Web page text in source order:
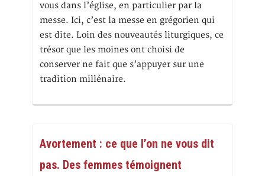
vous dans l’église, en particulier par la
messe. Ici, c’est la messe en grégorien qui
est dite. Loin des nouveautés liturgiques, ce
trésor que les moines ont choisi de
conserver ne fait que s’appuyer sur une
tradition millénaire.
Avortement : ce que l’on ne vous dit
pas. Des femmes témoignent